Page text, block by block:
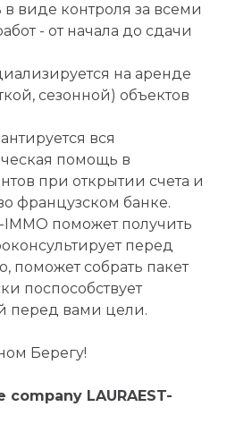
в виде контроля за всеми
- от начала до сдачи
на аренде
сезонной) объектов
вся
помощь в
при открытии счета и
французском банке.
поможет получить
перед
поможет собрать пакет
поспособствует
перед вами цели.
Берегу!
LAURAEST-